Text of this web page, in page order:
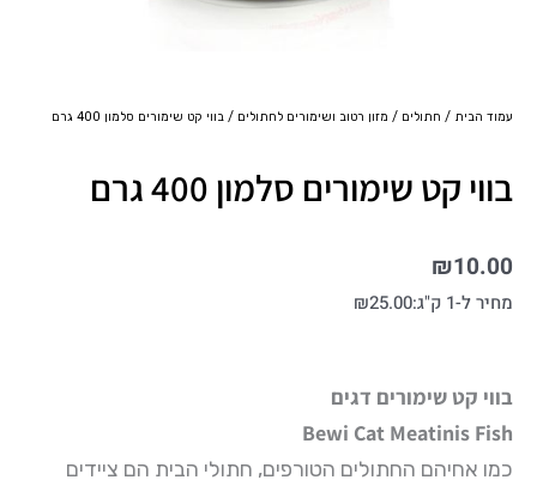
עמוד הבית / חתולים / מזון רטוב ושימורים לחתולים / בווי קט שימורים סלמון 400 גרם
בווי קט שימורים סלמון 400 גרם
₪10.00
מחיר ל-1 ק"ג: ₪25.00
בווי קט שימורים דגים
Bewi Cat Meatinis Fish
כמו אחיהם החתולים הטורפים, חתולי הבית הם ציידים